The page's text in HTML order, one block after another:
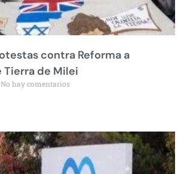
contra Reforma a
Tierra de Milei
No hay comentarios